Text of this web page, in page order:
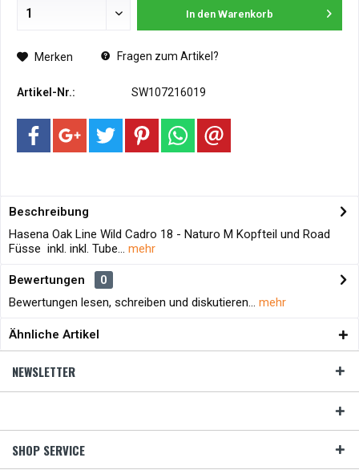
In den Warenkorb
Merken Fragen zum Artikel?
Artikel-Nr.: SW107216019
Beschreibung
Hasena Oak Line Wild Cadro 18 - Naturo M Kopfteil und Road
Füsse inkl. inkl. Tube... mehr
Bewertungen
0
Bewertungen lesen, schreiben und diskutieren... mehr
Ähnliche Artikel
NEWSLETTER
SHOP SERVICE